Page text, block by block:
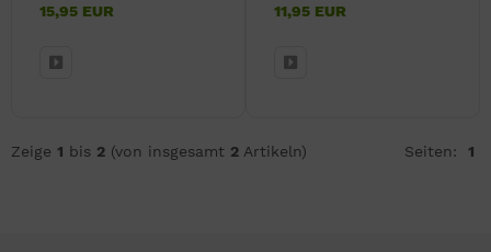
15,95 EUR 11,95 EUR
Zeige 1 bis 2 (von insgesamt 2 Artikeln) Seiten: 1